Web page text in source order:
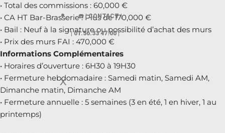
☎️ | CONTACT |
| 01.56.33 47.00 |
X
• Total des commissions : 60,000 €
• CA HT Bar-Brasserie : Plus de 170,000 €
• Bail : Neuf à la signature ou possibilité d’achat des murs
• Prix des murs FAI : 470,000 €
Informations Complémentaires
• Horaires d’ouverture : 6H30 à 19H30
• Fermeture hebdomadaire : Samedi matin, Samedi AM,
Dimanche matin, Dimanche AM
• Fermeture annuelle : 5 semaines (3 en été, 1 en hiver, 1 au
printemps)